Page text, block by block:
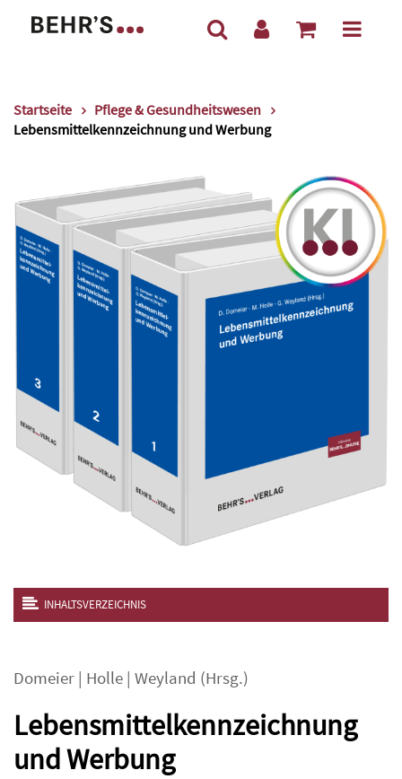
Startseite
Pflege & Gesundheitswesen
Lebensmittelkennzeichnung und Werbung
INHALTSVERZEICHNIS
Domeier | Holle | Weyland (Hrsg.)
Lebensmittelkennzeichnung
und Werbung